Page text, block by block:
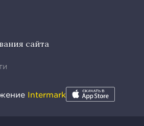
сайта
Intermark